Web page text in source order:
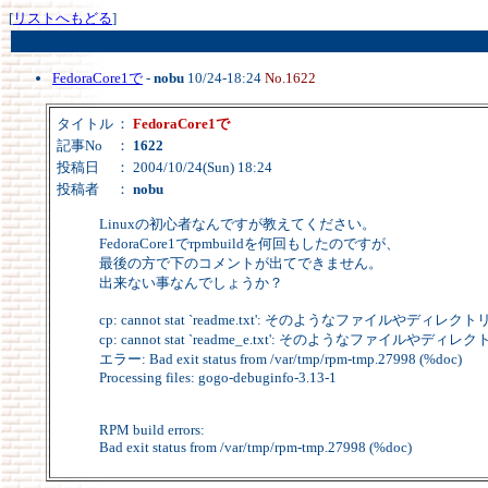
[リストへもどる]
FedoraCore1で - nobu 10/24-18:24 No.1622
タイトル ： FedoraCore1で
記事No
： 1622
投稿日
： 2004/10/24(Sun) 18:24
投稿者
： nobu
Linuxの初心者なんですが教えてください。
FedoraCore1でrpmbuildを何回もしたのですが、
最後の方で下のコメントが出てできません。
出来ない事なんでしょうか？
cp: cannot stat `readme.txt': そのようなファイルやディレクト
cp: cannot stat `readme_e.txt': そのようなファイルやディレク
エラー: Bad exit status from /var/tmp/rpm-tmp.27998 (%doc)
Processing files: gogo-debuginfo-3.13-1
RPM build errors:
Bad exit status from /var/tmp/rpm-tmp.27998 (%doc)